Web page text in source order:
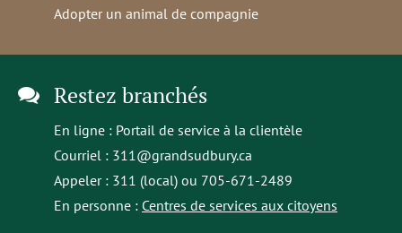
Adopter un animal de compagnie
Restez branchés
En ligne : Portail de service à la clientèle
Courriel : 311@grandsudbury.ca
Appeler : 311 (local) ou 705-671-2489
En personne : Centres de services aux citoyens